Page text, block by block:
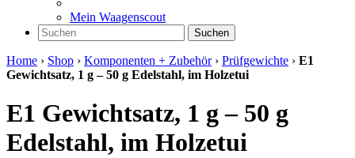
Mein Waagenscout
Suchen
Home › Shop › Komponenten + Zubehör› Prüfgewichte › E1
Gewichtsatz, 1 g – 50 g Edelstahl, im Holzetui
E1 Gewichtsatz, 1 g – 50 g
Edelstahl, im Holzetui